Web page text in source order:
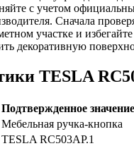
с учетом
Сначала
участке и
декоративную
TESLA
Подтвержденное значение
Мебельная ручка-кнопка
TESLA RC503AP.1